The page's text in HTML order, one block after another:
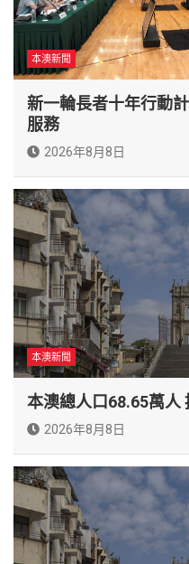
本澳新聞
新一輪長者十年行動
服務
2026年8月8日
本澳新聞
本澳總人口68.65萬人
2026年8月8日